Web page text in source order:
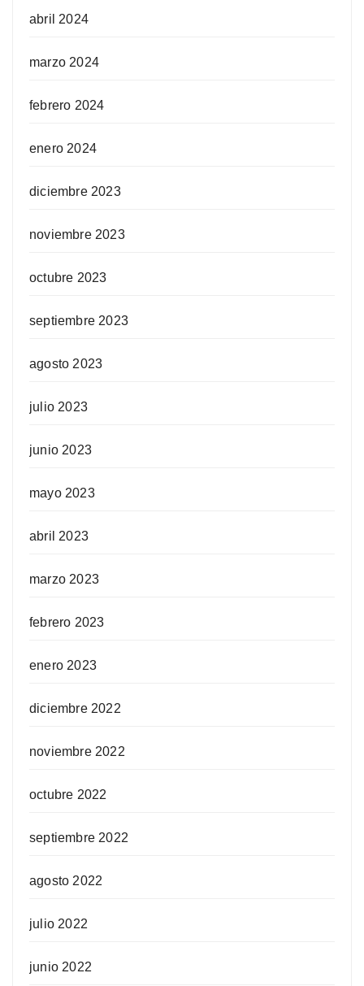
abril 2024
marzo 2024
febrero 2024
enero 2024
diciembre 2023
noviembre 2023
octubre 2023
septiembre 2023
agosto 2023
julio 2023
junio 2023
mayo 2023
abril 2023
marzo 2023
febrero 2023
enero 2023
diciembre 2022
noviembre 2022
octubre 2022
septiembre 2022
agosto 2022
julio 2022
junio 2022